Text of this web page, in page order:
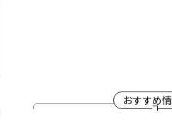
おすすめ